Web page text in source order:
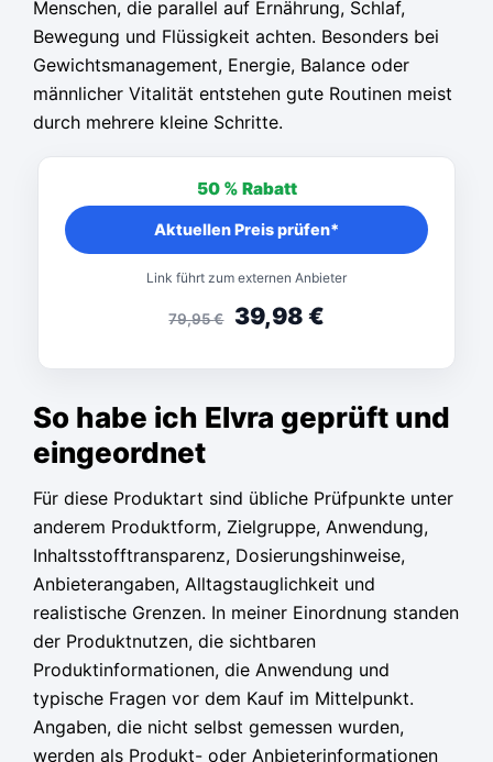
Menschen, die parallel auf Ernährung, Schlaf,
Bewegung und Flüssigkeit achten. Besonders bei
Gewichtsmanagement, Energie, Balance oder
männlicher Vitalität entstehen gute Routinen meist
durch mehrere kleine Schritte.
50 % Rabatt
79,95€ 39,98 €
Aktuellen Preis prüfen*
Link führt zum externen Anbieter
So habe ich Elvra geprüft und
eingeordnet
Für diese Produktart sind übliche Prüfpunkte unter
anderem Produktform, Zielgruppe, Anwendung,
Inhaltsstofftransparenz, Dosierungshinweise,
Anbieterangaben, Alltagstauglichkeit und
realistische Grenzen. In meiner Einordnung standen
der Produktnutzen, die sichtbaren
Produktinformationen, die Anwendung und
typische Fragen vor dem Kauf im Mittelpunkt.
Angaben, die nicht selbst gemessen wurden,
werden als Produkt- oder Anbieterinformationen